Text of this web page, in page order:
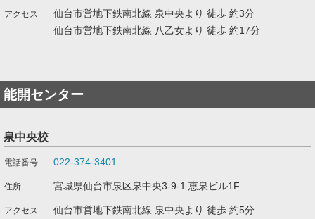
仙台市営地下鉄南北線 泉中央より 徒歩 約3分
仙台市営地下鉄南北線 八乙女より 徒歩 約17分
能開センター
泉中央校
022-374-3401
宮城県仙台市泉区泉中央3-9-1 恵泉ビル1F
仙台市営地下鉄南北線 泉中央より 徒歩 約5分